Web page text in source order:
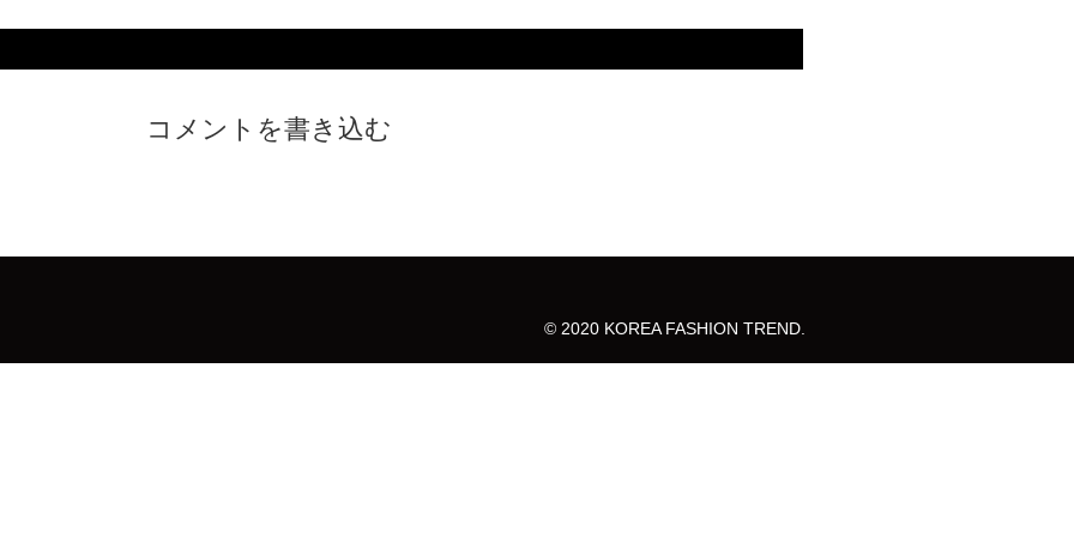
コメントを書き込む
© 2020 KOREA FASHION TREND.